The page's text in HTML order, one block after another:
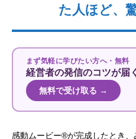
た人ほど、
まず気軽に学びたい方へ・無料
経営者の発信のコツが届
無料で受け取る →
感動ムービー®が完成したとき